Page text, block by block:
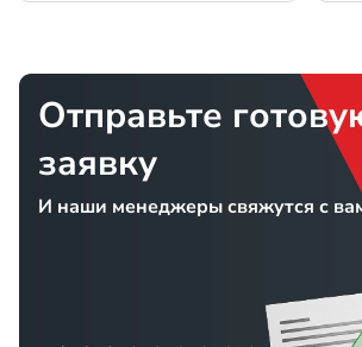
Отправьте
заявку
И наши менеджеры свяжутся с